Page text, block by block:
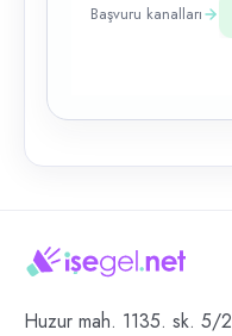
Başvuru kanalları
Huzur mah. 1135. sk. 5/2